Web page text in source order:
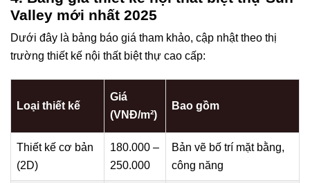
Valley mới nhất 2025
Dưới đây là bảng báo giá tham khảo, cập nhật theo thị
trường thiết kế nội thất biệt thự cao cấp:
Loại thiết kế
Giá
(VNĐ/m²)
Bao gồm
Thiết kế cơ bản
(2D)
180.000 –
250.000
Bản vẽ bố trí mặt bằng,
công năng